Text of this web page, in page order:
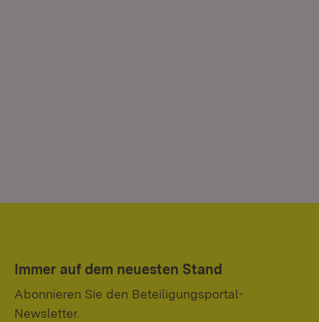
Immer auf dem neuesten Stand
Abonnieren Sie den Beteiligungsportal-
Newsletter.